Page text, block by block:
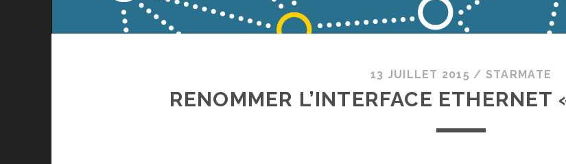
13 JUILLET 2015 / STARMATE
RENOMMER L’INTERFACE